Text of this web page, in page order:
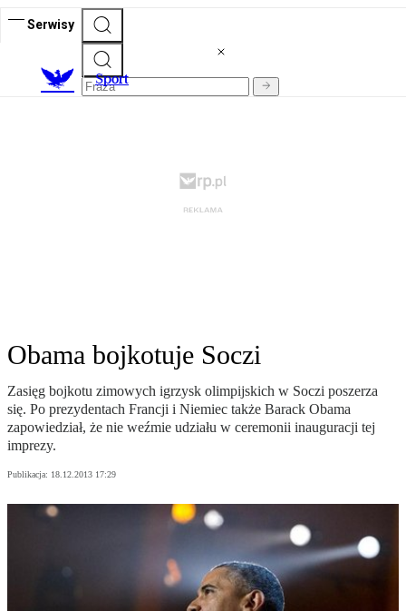
Serwisy
Sport
Obama bojkotuje Soczi
Zasięg bojkotu zimowych igrzysk olimpijskich w Soczi poszerza
się. Po prezydentach Francji i Niemiec także Barack Obama
zapowiedział, że nie weźmie udziału w ceremonii inauguracji tej
imprezy.
Publikacja: 18.12.2013 17:29